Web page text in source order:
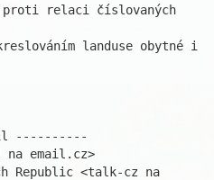
proti relaci číslovaných
landuse obytné i
----------
na email.cz>
Republic <talk-cz na